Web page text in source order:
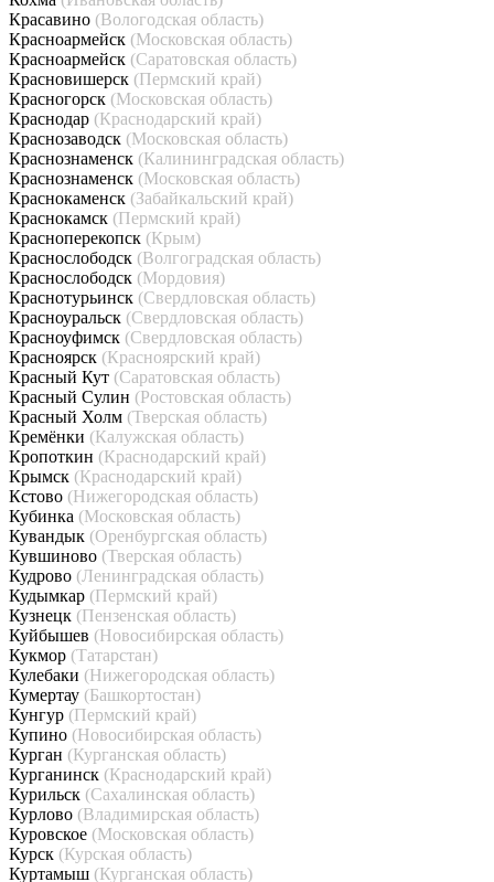
Красавино (Вологодская область)
Красноармейск (Московская область)
Красноармейск (Саратовская область)
Красновишерск (Пермский край)
Красногорск (Московская область)
Краснодар (Краснодарский край)
Краснозаводск (Московская область)
Краснознаменск (Калининградская область)
Краснознаменск (Московская область)
Краснокаменск (Забайкальский край)
Краснокамск (Пермский край)
Красноперекопск (Крым)
Краснослободск (Волгоградская область)
Краснослободск (Мордовия)
Краснотурьинск (Свердловская область)
Красноуральск (Свердловская область)
Красноуфимск (Свердловская область)
Красноярск (Красноярский край)
Красный Кут (Саратовская область)
Красный Сулин (Ростовская область)
Красный Холм (Тверская область)
Кремёнки (Калужская область)
Кропоткин (Краснодарский край)
Крымск (Краснодарский край)
Кстово (Нижегородская область)
Кубинка (Московская область)
Кувандык (Оренбургская область)
Кувшиново (Тверская область)
Кудрово (Ленинградская область)
Кудымкар (Пермский край)
Кузнецк (Пензенская область)
Куйбышев (Новосибирская область)
Кукмор (Татарстан)
Кулебаки (Нижегородская область)
Кумертау (Башкортостан)
Кунгур (Пермский край)
Купино (Новосибирская область)
Курган (Курганская область)
Курганинск (Краснодарский край)
Курильск (Сахалинская область)
Курлово (Владимирская область)
Куровское (Московская область)
Курск (Курская область)
Куртамыш (Курганская область)